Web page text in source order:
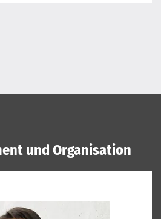
und Organisation